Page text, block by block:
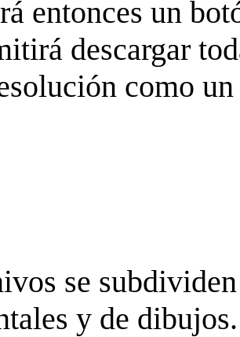
entonces un
descargar
como
se
y de dibujos.